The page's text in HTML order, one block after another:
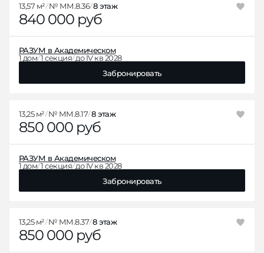
840 000 руб
13,57 м² № ММ.8.36 8 этаж
РАЗУМ в Академическом
1 дом 1 секция до IV кв 2028
Забронировать
850 000 руб
13,25 м² № ММ.8.17 8 этаж
РАЗУМ в Академическом
1 дом 1 секция до IV кв 2028
Забронировать
850 000 руб
13,25 м² № ММ.8.37 8 этаж